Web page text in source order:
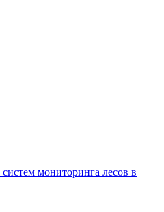
систем мониторинга лесов в